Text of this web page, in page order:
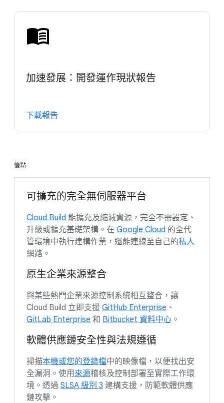
加速發展：開發運作現狀報告
下載報告
優點
可擴充的完全無伺服器平台
Cloud Build 能擴充及縮減資源，完全不需設定、
升級或擴充基礎架構。在 Google Cloud 的全代
管環境中執行建構作業，還能連線至自己的私人
網路。
原生企業來源整合
與某些熱門企業來源控制系統相互整合，讓
Cloud Build 立即支援 GitHub Enterprise 、
GitLab Enterprise 和 Bitbucket 資料中心 。
軟體供應鏈安全性與法規遵循
掃描本機或您的登錄檔中的映像檔，以便找出安
全漏洞。使用來源稽核及控制部署至實際工作環
境。透過 SLSA 級別 3 建構支援，防範軟體供應
鏈攻擊。